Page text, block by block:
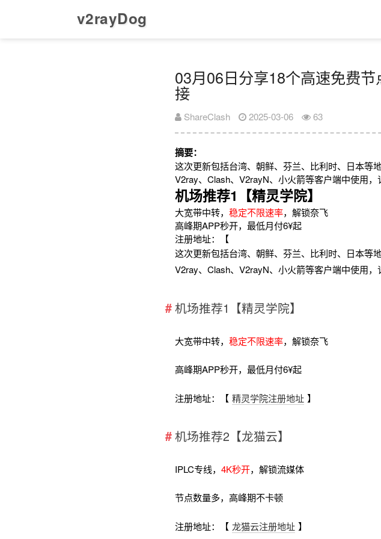
v2rayDog
03月06日分享18个高速免费
接
ShareClash 2025-03-06 63
摘要：
这次更新包括台湾、朝鲜、芬兰、比利时、日本等
V2ray、Clash、V2rayN、小火箭等客户端中使用，
机场推荐1【精灵学院】
大宽带中转，稳定不限速率，解锁奈飞
高峰期APP秒开，最低月付6¥起
注册地址：【
这次更新包括台湾、朝鲜、芬兰、比利时、日本等
V2ray、Clash、V2rayN、小火箭等客户端中使用，
机场推荐1【精灵学院】
大宽带中转，稳定不限速率，解锁奈飞
高峰期APP秒开，最低月付6¥起
注册地址：【 精灵学院注册地址 】
机场推荐2【龙猫云】
IPLC专线，4K秒开，解锁流媒体
节点数量多，高峰期不卡顿
注册地址：【 龙猫云注册地址 】